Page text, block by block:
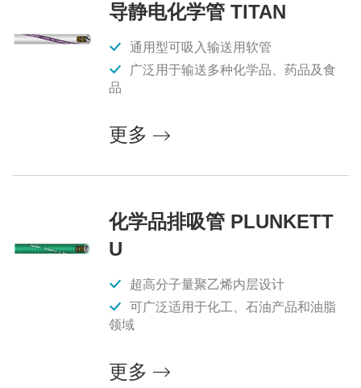
导静电化学管 TITAN
通用型可吸入输送用软管
广泛用于输送多种化学品、药品及食
品
更多
化学品排吸管 PLUNKETT
U
超高分子量聚乙烯内层设计
可广泛适用于化工、石油产品和油脂
领域
更多